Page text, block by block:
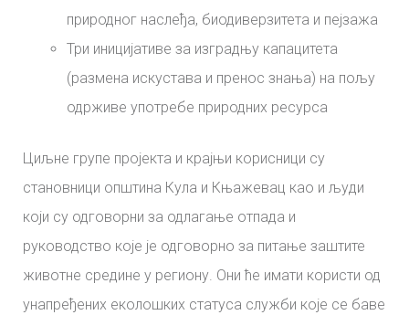
природног наслеђа, биодиверзитета и пејзажа
Три иницијативе за изградњу капацитета
(размена искустава и пренос знања) на пољу
одрживе употребе природних ресурса
Циљне групе пројекта и крајњи корисници су
становници општина Кула и Књажевац као и људи
који су одговорни за одлагање отпада и
руководство које је одговорно за питање заштите
животне средине у региону. Они ће имати користи од
унапређених еколошких статуса служби које се баве